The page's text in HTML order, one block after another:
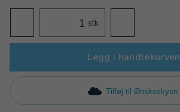
stk.
Legg i handlekurven
Tilføj til Ønskeskyen